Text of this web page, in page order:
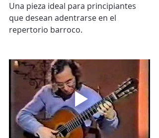
Una pieza ideal para principiantes
que desean adentrarse en el
repertorio barroco.